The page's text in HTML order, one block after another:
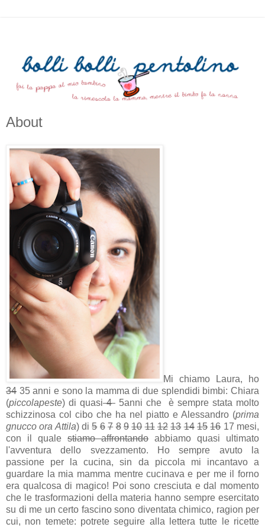
About
Mi chiamo Laura, ho
34 35 anni e sono la mamma di due splendidi bimbi: Chiara
(piccolapeste) di quasi4 5anni che è sempre stata molto
schizzinosa col cibo che ha nel piatto e Alessandro (prima
gnucco ora Attila) di5 6 7 8 9 10 11 12 13 14 15 1617 mesi,
con il quale stiamo affrontando abbiamo quasi ultimato
l'avventura dello svezzamento. Ho sempre avuto la
passione per la cucina, sin da piccola mi incantavo a
guardare la mia mamma mentre cucinava e per me il forno
era qualcosa di magico! Poi sono cresciuta e dal momento
che le trasformazioni della materia hanno sempre esercitato
su di me un certo fascino sono diventata chimico, ragion per
cui, non temete: potrete seguire alla lettera tutte le ricette